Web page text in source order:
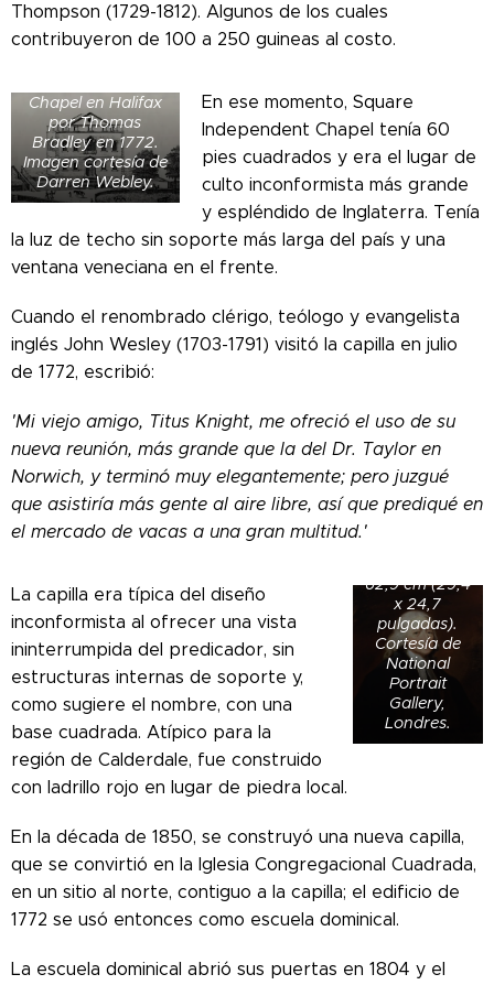
Thompson (1729-1812). Algunos de los cuales
contribuyeron de 100 a 250 guineas al costo.
Chapel en Halifax
por Thomas
Bradley en 1772.
Imagen cortesía de
Darren Webley.
En ese momento, Square
Independent Chapel tenía 60
pies cuadrados y era el lugar de
culto inconformista más grande
y espléndido de Inglaterra. Tenía
la luz de techo sin soporte más larga del país y una
ventana veneciana en el frente.
Cuando el renombrado clérigo, teólogo y evangelista
inglés John Wesley (1703-1791) visitó la capilla en julio
de 1772, escribió:
'Mi viejo amigo, Titus Knight, me ofreció el uso de su
nueva reunión, más grande que la del Dr. Taylor en
Norwich, y terminó muy elegantemente; pero juzgué
que asistiría más gente al aire libre, así que prediqué en
el mercado de vacas a una gran multitud.'
Retrato de
John Wesley
por el artista
inglés George
Rommey
62,9 cm (29,4
x 24,7
pulgadas).
Cortesía de
National
Portrait
Gallery,
Londres.
La capilla era típica del diseño
inconformista al ofrecer una vista
ininterrumpida del predicador, sin
estructuras internas de soporte y,
como sugiere el nombre, con una
base cuadrada. Atípico para la
región de Calderdale, fue construido
con ladrillo rojo en lugar de piedra local.
En la década de 1850, se construyó una nueva capilla,
que se convirtió en la Iglesia Congregacional Cuadrada,
en un sitio al norte, contiguo a la capilla; el edificio de
1772 se usó entonces como escuela dominical.
La escuela dominical abrió sus puertas en 1804 y el